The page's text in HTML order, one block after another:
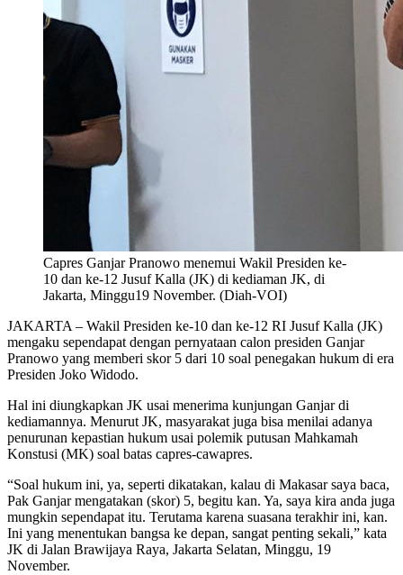
Capres Ganjar Pranowo menemui Wakil Presiden ke-
10 dan ke-12 Jusuf Kalla (JK) di kediaman JK, di
Jakarta, Minggu19 November. (Diah-VOI)
JAKARTA – Wakil Presiden ke-10 dan ke-12 RI Jusuf Kalla (JK)
mengaku sependapat dengan pernyataan calon presiden Ganjar
Pranowo yang memberi skor 5 dari 10 soal penegakan hukum di era
Presiden Joko Widodo.
Hal ini diungkapkan JK usai menerima kunjungan Ganjar di
kediamannya. Menurut JK, masyarakat juga bisa menilai adanya
penurunan kepastian hukum usai polemik putusan Mahkamah
Konstusi (MK) soal batas capres-cawapres.
“Soal hukum ini, ya, seperti dikatakan, kalau di Makasar saya baca,
Pak Ganjar mengatakan (skor) 5, begitu kan. Ya, saya kira anda juga
mungkin sependapat itu. Terutama karena suasana terakhir ini, kan.
Ini yang menentukan bangsa ke depan, sangat penting sekali,” kata
JK di Jalan Brawijaya Raya, Jakarta Selatan, Minggu, 19
November.